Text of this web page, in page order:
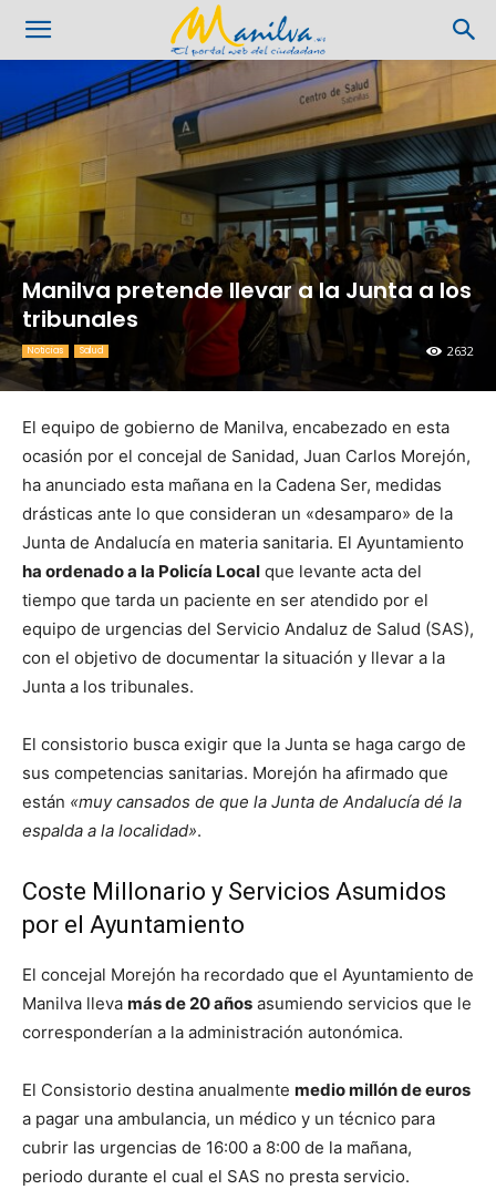
Manilva pretende llevar a la Junta a los
tribunales
2632
Noticias Salud
El equipo de gobierno de Manilva, encabezado en esta
ocasión por el concejal de Sanidad, Juan Carlos Morejón,
ha anunciado esta mañana en la Cadena Ser, medidas
drásticas ante lo que consideran un «desamparo» de la
Junta de Andalucía en materia sanitaria. El Ayuntamiento
ha ordenado a la Policía Local que levante acta del
tiempo que tarda un paciente en ser atendido por el
equipo de urgencias del Servicio Andaluz de Salud (SAS),
con el objetivo de documentar la situación y llevar a la
Junta a los tribunales.
El consistorio busca exigir que la Junta se haga cargo de
sus competencias sanitarias. Morejón ha afirmado que
están «muy cansados de que la Junta de Andalucía dé la
espalda a la localidad».
Coste Millonario y Servicios Asumidos
por el Ayuntamiento
El concejal Morejón ha recordado que el Ayuntamiento de
Manilva lleva más de 20 años asumiendo servicios que le
corresponderían a la administración autonómica.
El Consistorio destina anualmente medio millón de euros
a pagar una ambulancia, un médico y un técnico para
cubrir las urgencias de 16:00 a 8:00 de la mañana,
periodo durante el cual el SAS no presta servicio.